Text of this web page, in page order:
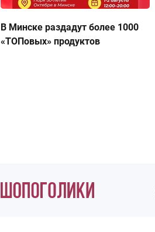
В Минске раздадут более 1000
«ТОПовых» продуктов